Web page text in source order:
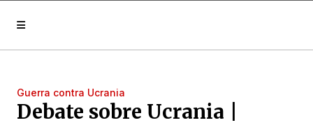
Guerra contra Ucrania
Debate sobre Ucrania |